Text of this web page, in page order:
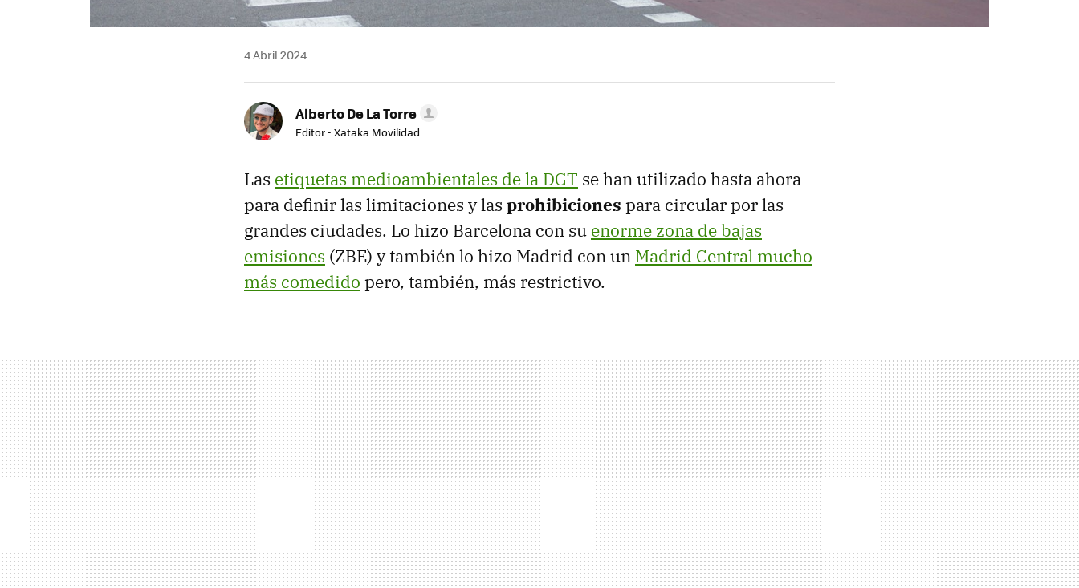
4 Abril 2024
Alberto De La Torre
Editor - Xataka Movilidad
Las etiquetas medioambientales de la DGT se han utilizado hasta ahora
para definir las limitaciones y las prohibiciones para circular por las
grandes ciudades. Lo hizo Barcelona con su enorme zona de bajas
emisiones (ZBE) y también lo hizo Madrid con un Madrid Central mucho
más comedido pero, también, más restrictivo.